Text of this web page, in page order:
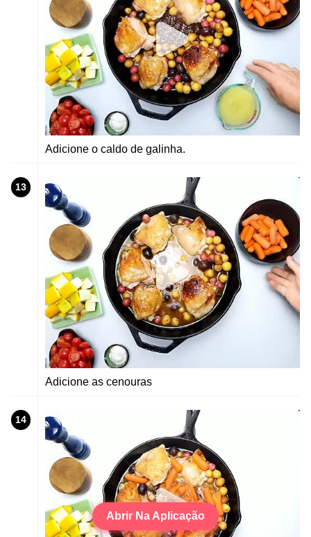
Adicione o caldo de galinha.
13
Adicione as cenouras
14
Abrir Na Aplicação